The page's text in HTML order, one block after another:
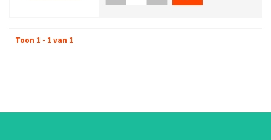
Toon 1 - 1 van 1